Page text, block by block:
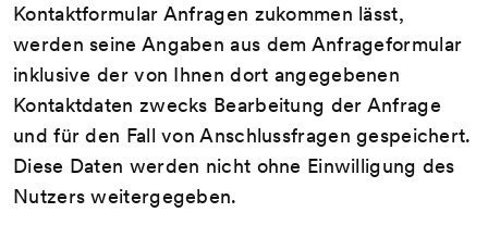
Kontaktformular Anfragen zukommen lässt,
werden seine Angaben aus dem Anfrageformular
inklusive der von Ihnen dort angegebenen
Kontaktdaten zwecks Bearbeitung der Anfrage
und für den Fall von Anschlussfragen gespeichert.
Diese Daten werden nicht ohne Einwilligung des
Nutzers weitergegeben.